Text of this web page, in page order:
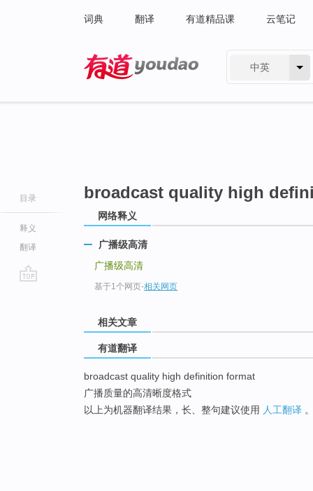
词典 翻译 有道精品课 云笔记
中英
目录
释义
翻译
broadcast quality high
网络释义
广播级高清
广播级高清
基于1个网页-相关网页
相关文章
有道翻译
broadcast quality high definition format
广播质量的高清晰度格式
以上为机器翻译结果，长、整句建议使用 人工翻译